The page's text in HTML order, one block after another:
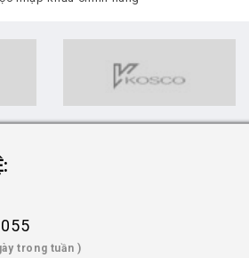
trong tuần )